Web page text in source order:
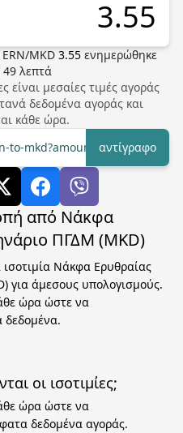
ERN/MKD 3.55 ενημερώθηκε
49 λεπτά
είναι μεσαίες τιμές αγοράς
δεδομένα αγοράς και
κάθε ώρα.
to-mkd?amount=1αντίγραφο
από Νάκφα
ΠΓΔΜ (MKD)
Νάκφα Ερυθραίας
για άμεσους υπολογισμούς.
ώρα ώστε να
δεδομένα.
οι ισοτιμίες;
ώρα ώστε να
δεδομένα αγοράς.